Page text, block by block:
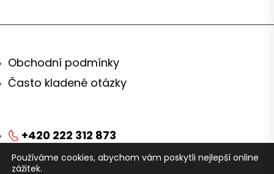
Obchodní podmínky
Často kladené otázky
+420 222 312 873
obchod@arei.cz
Používáme cookies, abychom vám poskytli nejlepší online
zážitek.